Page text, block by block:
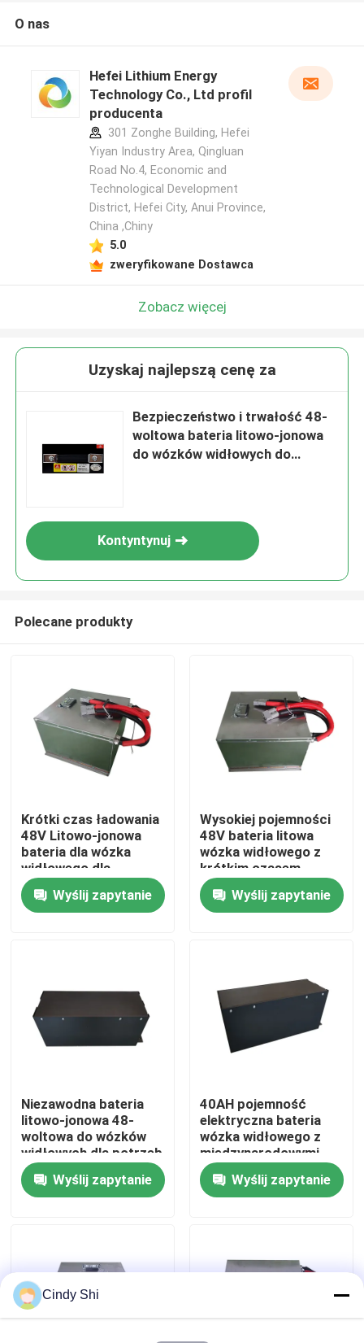
Dom
Wycieczka po fabryce
Poprosić o wycenę
akumulator litowy do wózków widłowych
48-woltowa bateria litowo-jonowa do wózka
O nas
Hefei Lithium Energy
Technology Co., Ltd profil
producenta
301 Zonghe Building, Hefei
Yiyan Industry Area, Qingluan
Road No.4, Economic and
Technological Development
District, Hefei City, Anui Province,
China ,Chiny
5.0
zweryfikowane Dostawca
Zobacz więcej
Uzyskaj najlepszą cenę za
Bezpieczeństwo i trwałość 48-
woltowa bateria litowo-jonowa
do wózków widłowych do
Kontyntynuj
Polecane produkty
Krótki czas ładowania
48V Litowo-jonowa
bateria dla wózka
widłowego dla
różnych zastosowań i
12kg lekkiej wagi
Wyślij zapytanie
Wysokiej pojemności
48V bateria litowa
wózka widłowego z
krótkim czasem
ładowania
Wyślij zapytanie
Niezawodna bateria
litowo-jonowa 48-
woltowa do wózków
widłowych dla potrzeb
przemysłowych
Wyślij zapytanie
40AH pojemność
elektryczna bateria
wózka widłowego z
międzynarodowymi
certyfikatami
standardowymi
Wyślij zapytanie
Cindy Shi